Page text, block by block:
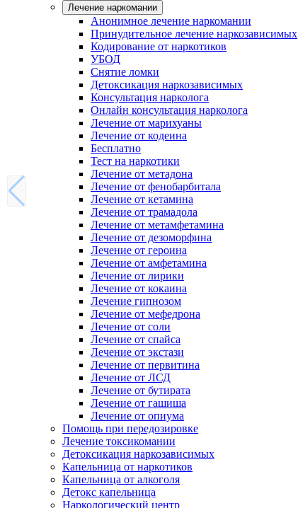
Лечение наркомании
Анонимное лечение наркомании
Принудительное лечение наркозависимых
Кодирование от наркотиков
УБОД
Снятие ломки
Детоксикация наркозависимых
Консультация нарколога
Онлайн консультация нарколога
Лечение от марихуаны
Лечение от кодеина
Бесплатно
Тест на наркотики
Лечение от метадона
Лечение от фенобарбитала
Лечение от кетамина
Лечение от трамадола
Лечение от метамфетамина
Лечение от дезоморфина
Лечение от героина
Лечение от амфетамина
Лечение от лирики
Лечение от кокаина
Лечение гипнозом
Лечение от мефедрона
Лечение от соли
Лечение от спайса
Лечение от экстази
Лечение от первитина
Лечение от ЛСД
Лечение от бутирата
Лечение от гашиша
Лечение от опиума
Помощь при передозировке
Лечение токсикомании
Детоксикация наркозависимых
Капельница от наркотиков
Капельница от алкоголя
Детокс капельница
Наркологический центр